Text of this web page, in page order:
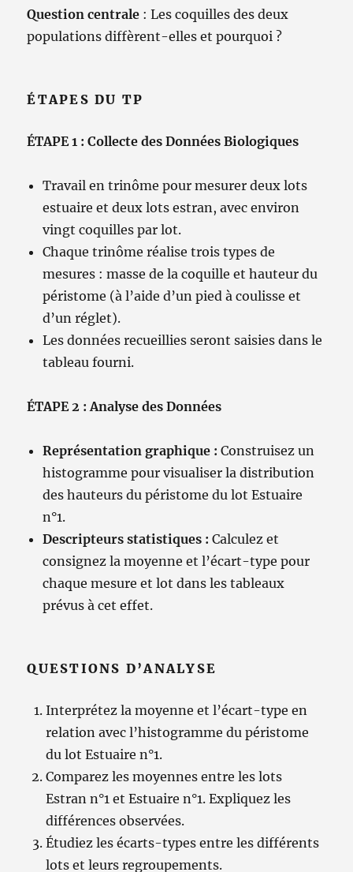
Question centrale : Les coquilles des deux
populations diffèrent-elles et pourquoi ?
ÉTAPES DU TP
ÉTAPE 1 : Collecte des Données Biologiques
Travail en trinôme pour mesurer deux lots
estuaire et deux lots estran, avec environ
vingt coquilles par lot.
Chaque trinôme réalise trois types de
mesures : masse de la coquille et hauteur du
péristome (à l’aide d’un pied à coulisse et
d’un réglet).
Les données recueillies seront saisies dans le
tableau fourni.
ÉTAPE 2 : Analyse des Données
Représentation graphique : Construisez un
histogramme pour visualiser la distribution
des hauteurs du péristome du lot Estuaire
n°1.
Descripteurs statistiques : Calculez et
consignez la moyenne et l’écart-type pour
chaque mesure et lot dans les tableaux
prévus à cet effet.
QUESTIONS D’ANALYSE
Interprétez la moyenne et l’écart-type en
relation avec l’histogramme du péristome
du lot Estuaire n°1.
Comparez les moyennes entre les lots
Estran n°1 et Estuaire n°1. Expliquez les
différences observées.
Étudiez les écarts-types entre les différents
lots et leurs regroupements.